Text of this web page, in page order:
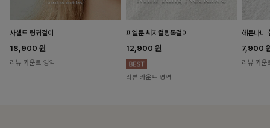
사셀드 링귀걸이
18,900 원
리뷰 카운트 영역
피엘룬 써지컬링목걸이
12,900 원
리뷰 카운트 영역
헤룬나비
7,900
리뷰 카운